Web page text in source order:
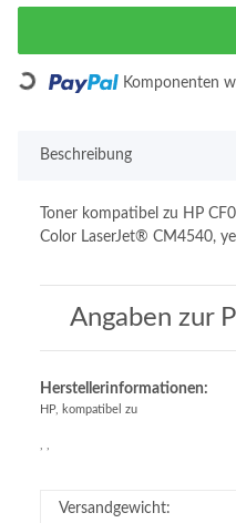
Loading... Komponenten
Beschreibung
Toner kompatibel zu HP
Color LaserJet® CM4540,
Angaben zur
Herstellerinformationen:
HP, kompatibel zu
Versandgewicht: